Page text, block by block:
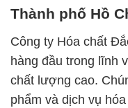
Thành phố Hồ
Công ty Hóa chất
hàng đầu trong lĩnh
chất lượng cao.
phẩm và dịch vụ